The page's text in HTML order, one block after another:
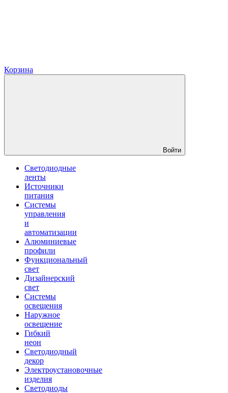
Корзина
Войти
Светодиодные
ленты
Источники
питания
Системы
управления
и
автоматизации
Алюминиевые
профили
Функциональный
свет
Дизайнерский
свет
Системы
освещения
Наружное
освещение
Гибкий
неон
Светодиодный
декор
Электроустановочные
изделия
Светодиоды